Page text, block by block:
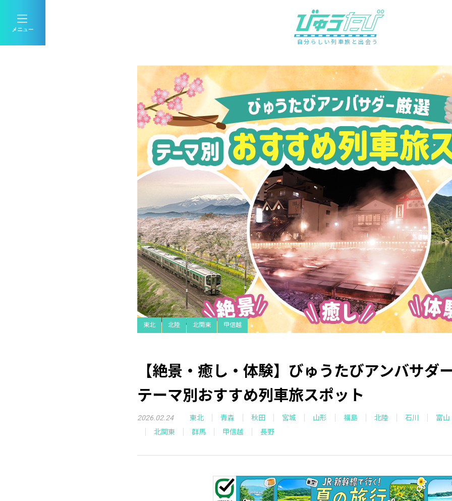
自分らしい列車旅と出会う
東北 北陸 北関東 甲信越
【絶景・癒し・体験】びゅうたびアンバサダ
テーマ別おすすめ列車旅スポット
2026.02.24 東北 青森 秋田 宮城 山形 福島 北陸 石川
富山
北関東
群馬 甲信越 長野